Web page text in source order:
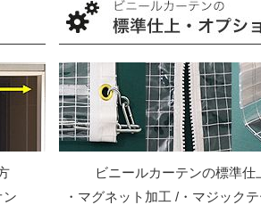
ン
ビニールカーテンの標準仕
・マグネット加工 /・マジック